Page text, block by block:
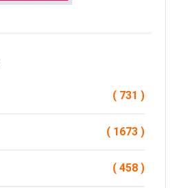
( 731 )
( 1673 )
( 458 )